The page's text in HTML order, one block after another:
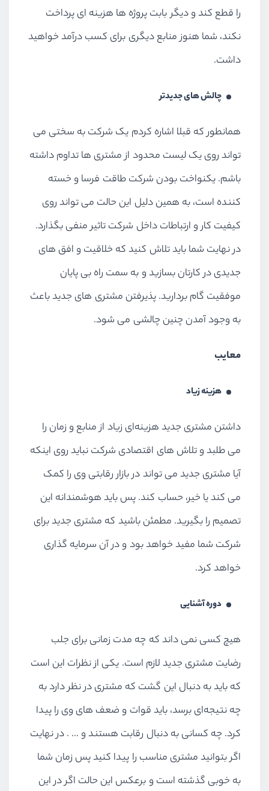
را قطع کند و دیگر بابت پروژه ها هزینه ای پرداخت
نکند،‌ شما هنوز منابع دیگری برای کسب درآمد خواهید
داشت.
چالش های جدیدتر
همانطور که قبلا اشاره کردم یک شرکت به سختی می
تواند روی یک لیست محدود از مشتری ها تداوم داشته
باشم. یکنواخت بودن شرکت طاقت فرسا و خسته
کننده است، به همین دلیل این حالت می تواند روی
کیفیت کار و ارتباطات داخل شرکت تاثیر منفی بگذارد.
در نهایت شما باید تلاش کنید که خلاقیت و افق های
جدیدی در کار‌تان بسازید و به سمت راه بی پایان
موفقیت گام بردارید. پذیرفتن مشتری های جدید باعث
به وجود آمدن چنین چالشی می شود.
معایب
هزینه زیاد
داشتن مشتری جدید هزینه‌ای زیاد از منابع و زمان را
می طلبد و تلاش های اقتصادی شرکت نباید روی اینکه
آيا مشتری جدید می تواند در بازار رقابتی وی را کمک
می کند یا خیر، حساب کند. پس باید هوشمندانه این
تصمیم را بگیرید. مطمئن باشید که مشتری جدید برای
شرکت شما مفید خواهد بود و در آن سرمایه گذاری
خواهد کرد.
دوره آشنایی
هیچ کسی نمی داند که چه مدت زمانی برای جلب
رضایت مشتری جدید لازم است. یکی از نظرات این است
که باید به دنبال این گشت که مشتری در نظر دارد به
چه نتیجه‌ای برسد، باید قوات و ضعف های وی را پیدا
کرد. چه کسانی به دنبال رقابت هستند و … . در نهایت
اگر بتوانید مشتری مناسب را پیدا کنید پس زمان شما
به خوبی گذشته است و برعکس این حالت اگر در این